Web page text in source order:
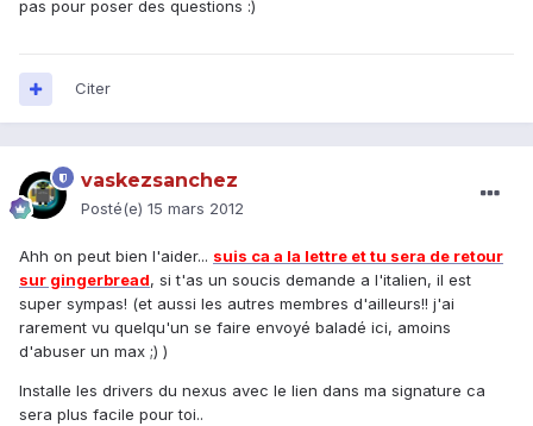
pas pour poser des questions :)
Citer
vaskezsanchez
Posté(e) 15 mars 2012
Ahh on peut bien l'aider... suis ca a la lettre et tu sera de retour
sur gingerbread, si t'as un soucis demande a l'italien, il est
super sympas! (et aussi les autres membres d'ailleurs!! j'ai
rarement vu quelqu'un se faire envoyé baladé ici, amoins
d'abuser un max ;) )
Installe les drivers du nexus avec le lien dans ma signature ca
sera plus facile pour toi..